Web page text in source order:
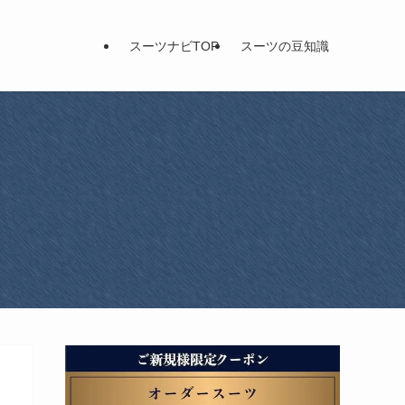
スーツナビTOP スーツの豆知識